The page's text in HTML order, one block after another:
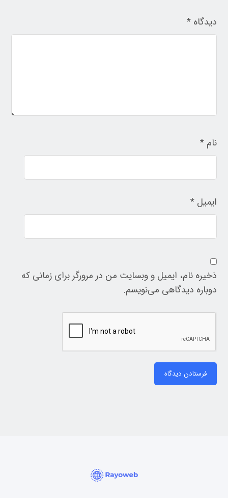
دیدگاه*
نام*
ایمیل*
ذخیره نام، ایمیل و وبسایت من در مرورگر برای زمانی که
دوباره دیدگاهی می‌نویسم.
فرستادن دیدگاه